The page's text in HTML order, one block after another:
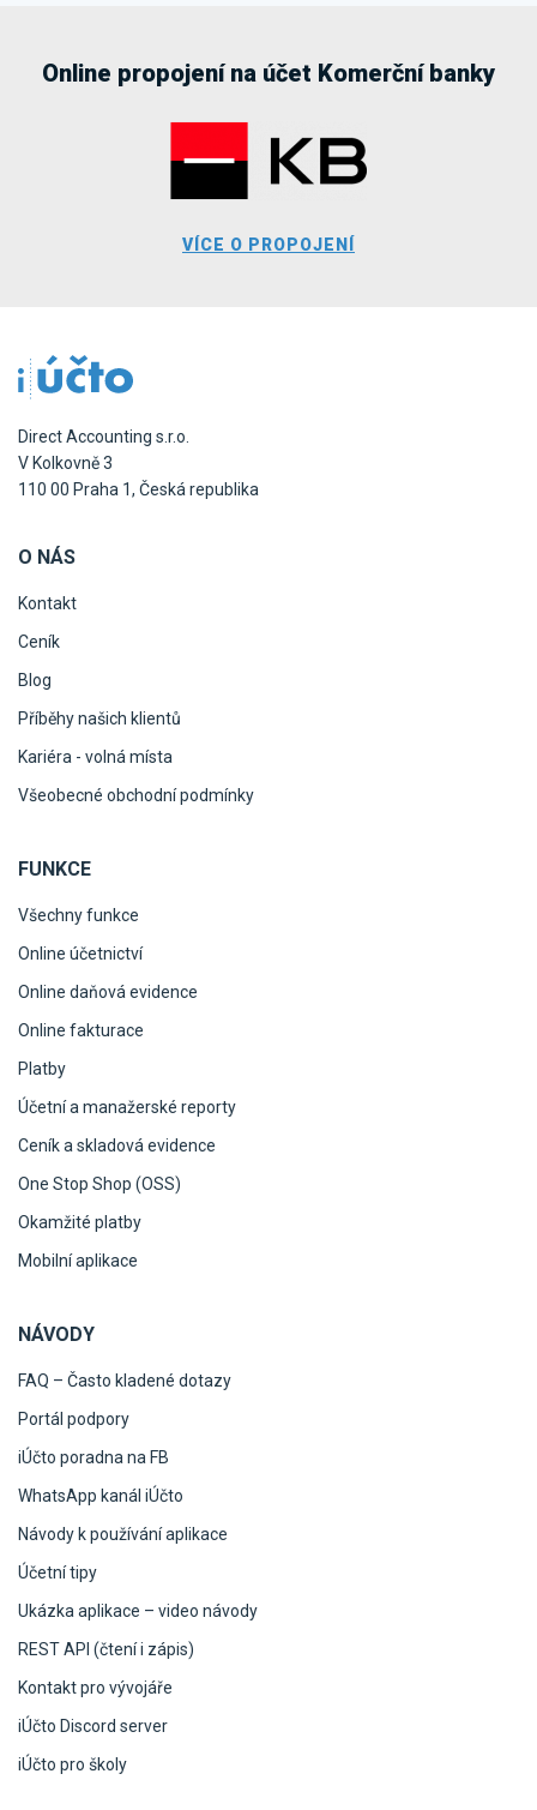
Online propojení na účet Komerční banky
VÍCE O PROPOJENÍ
Direct Accounting s.r.o.
V Kolkovně 3
110 00 Praha 1, Česká republika
O NÁS
Kontakt
Ceník
Blog
Příběhy našich klientů
Kariéra - volná místa
Všeobecné obchodní podmínky
FUNKCE
Všechny funkce
Online účetnictví
Online daňová evidence
Online fakturace
Platby
Účetní a manažerské reporty
Ceník a skladová evidence
One Stop Shop (OSS)
Okamžité platby
Mobilní aplikace
NÁVODY
FAQ – Často kladené dotazy
Portál podpory
iÚčto poradna na FB
WhatsApp kanál iÚčto
Návody k používání aplikace
Účetní tipy
Ukázka aplikace – video návody
REST API (čtení i zápis)
Kontakt pro vývojáře
iÚčto Discord server
iÚčto pro školy